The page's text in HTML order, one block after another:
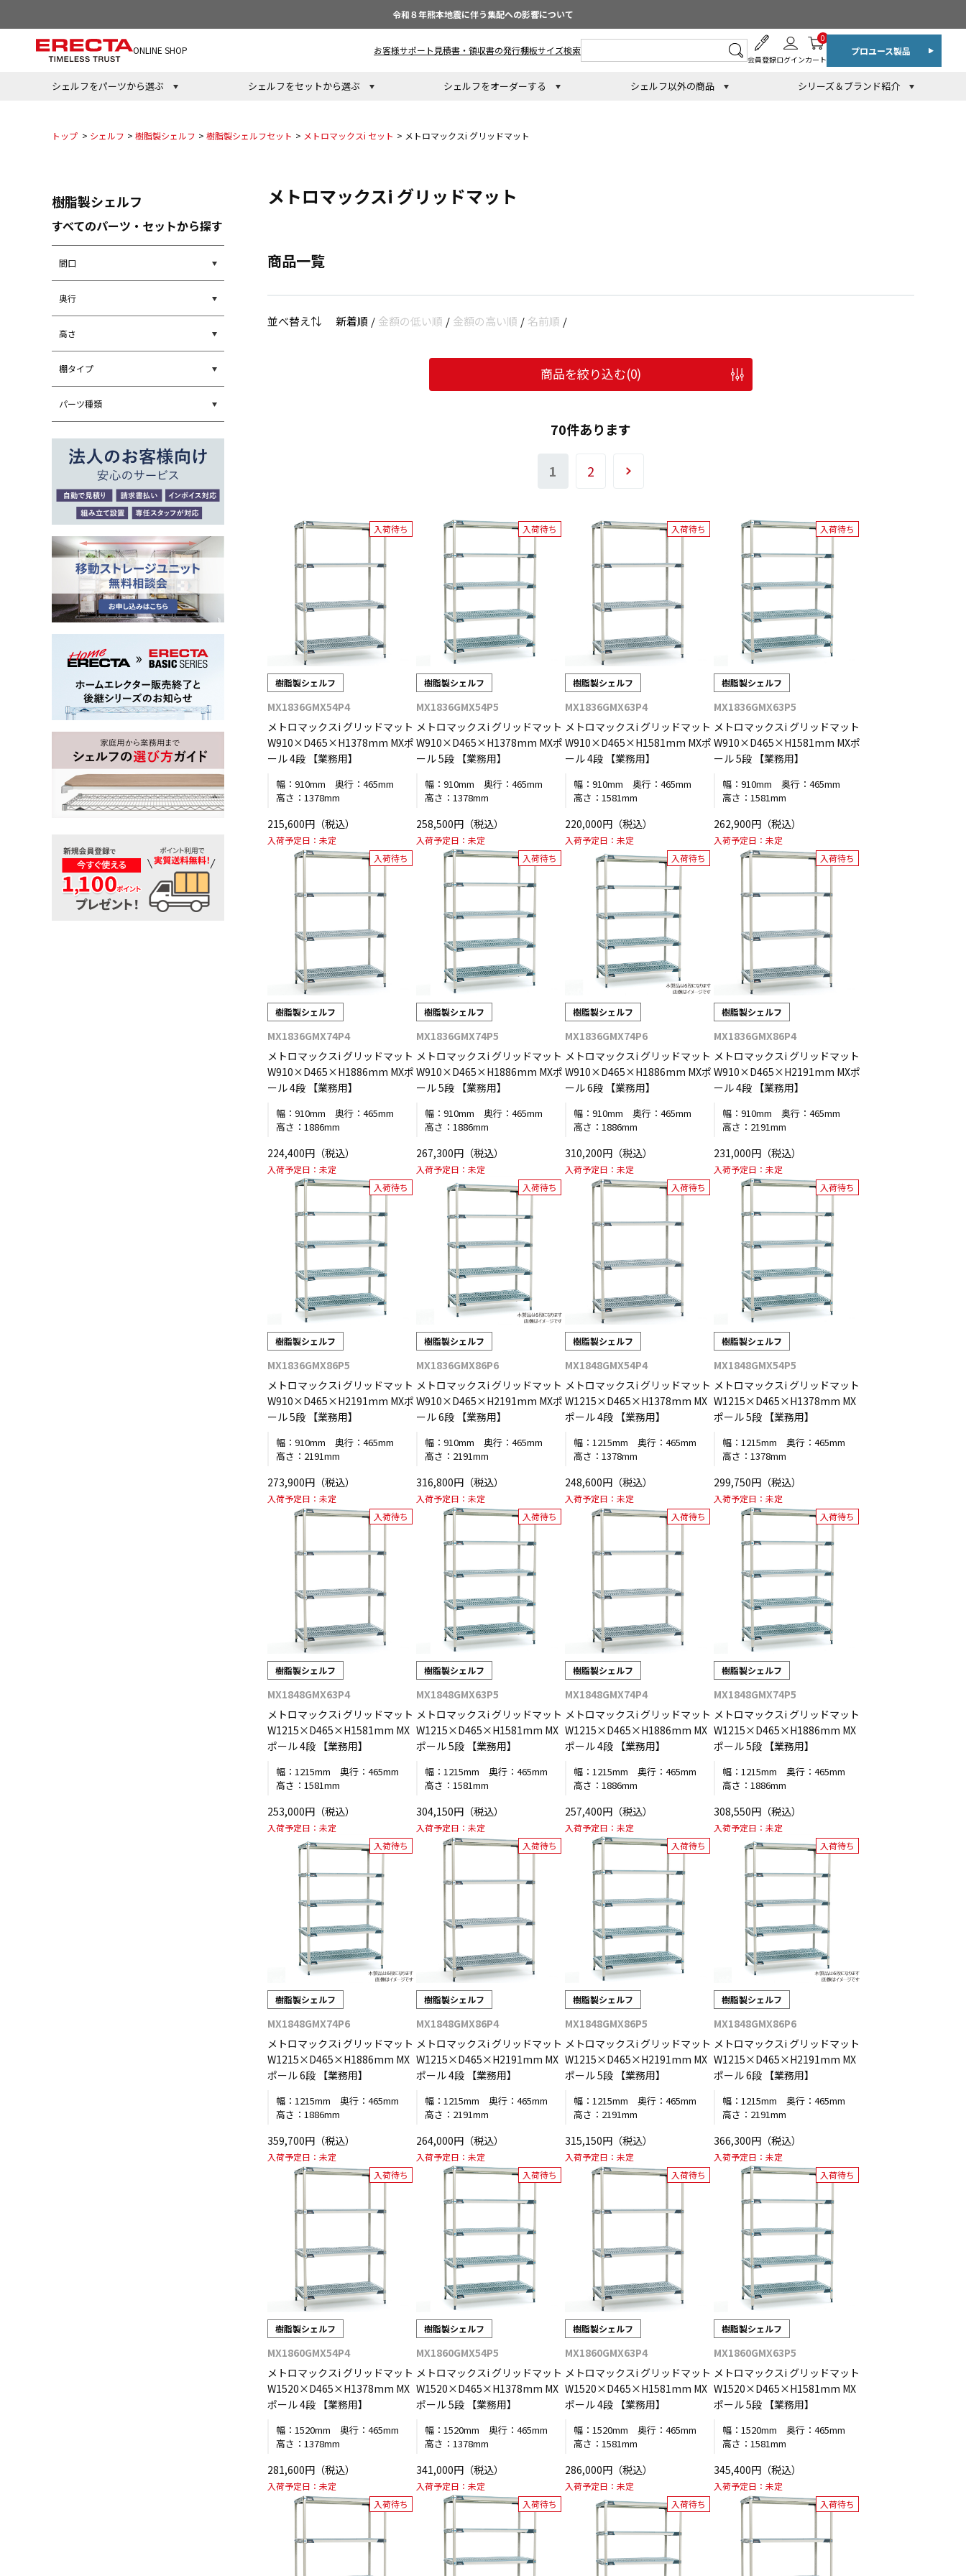
令和８年熊本地震に伴う集配への影響について
ONLINE SHOP お客様サポート 見積書・領収書の発行棚板サイズ検索
会員登録ログインカート
0
プロユース製品
シェルフをパーツから選ぶ シェルフをセットから選ぶ シェルフをオーダーする シェルフ以外の商品 シリーズ＆ブランド紹介
トップ > シェルフ > 樹脂製シェルフ > 樹脂製シェルフセット > メトロマックスi セット > メトロマックスi グリッドマット
樹脂製シェルフ
すべてのパーツ・セットから探す
間口
奥行
高さ
棚タイプ
パーツ種類
メトロマックスi グリッドマット
商品一覧
並べ替え⇅ 新着順 / 金額の低い順 / 金額の高い順 / 名前順 /
商品を絞り込む(0)
70件あります
1 2
入荷待ち
樹脂製シェルフ
MX1836GMX54P4
メトロマックスi グリッドマット
W910×D465×H1378mm MXポ
ール 4段 【業務用】
幅： 910mm 奥行： 465mm
高さ： 1378mm
215,600円（税込）
入荷予定日： 未定
入荷待ち
樹脂製シェルフ
MX1836GMX54P5
メトロマックスi グリッドマット
W910×D465×H1378mm MXポ
ール 5段 【業務用】
幅： 910mm 奥行： 465mm
高さ： 1378mm
258,500円（税込）
入荷予定日： 未定
入荷待ち
樹脂製シェルフ
MX1836GMX63P4
メトロマックスi グリッドマット
W910×D465×H1581mm MXポ
ール 4段 【業務用】
幅： 910mm 奥行： 465mm
高さ： 1581mm
220,000円（税込）
入荷予定日： 未定
入荷待ち
樹脂製シェルフ
MX1836GMX63P5
メトロマックスi グリッドマット
W910×D465×H1581mm MXポ
ール 5段 【業務用】
幅： 910mm 奥行： 465mm
高さ： 1581mm
262,900円（税込）
入荷予定日： 未定
入荷待ち
樹脂製シェルフ
MX1836GMX74P4
メトロマックスi グリッドマット
W910×D465×H1886mm MXポ
ール 4段 【業務用】
幅： 910mm 奥行： 465mm
高さ： 1886mm
224,400円（税込）
入荷予定日： 未定
入荷待ち
樹脂製シェルフ
MX1836GMX74P5
メトロマックスi グリッドマット
W910×D465×H1886mm MXポ
ール 5段 【業務用】
幅： 910mm 奥行： 465mm
高さ： 1886mm
267,300円（税込）
入荷予定日： 未定
入荷待ち
樹脂製シェルフ
MX1836GMX74P6
メトロマックスi グリッドマット
W910×D465×H1886mm MXポ
ール 6段 【業務用】
幅： 910mm 奥行： 465mm
高さ： 1886mm
310,200円（税込）
入荷予定日： 未定
入荷待ち
樹脂製シェルフ
MX1836GMX86P4
メトロマックスi グリッドマット
W910×D465×H2191mm MXポ
ール 4段 【業務用】
幅： 910mm 奥行： 465mm
高さ： 2191mm
231,000円（税込）
入荷予定日： 未定
入荷待ち
樹脂製シェルフ
MX1836GMX86P5
メトロマックスi グリッドマット
W910×D465×H2191mm MXポ
ール 5段 【業務用】
幅： 910mm 奥行： 465mm
高さ： 2191mm
273,900円（税込）
入荷予定日： 未定
入荷待ち
樹脂製シェルフ
MX1836GMX86P6
メトロマックスi グリッドマット
W910×D465×H2191mm MXポ
ール 6段 【業務用】
幅： 910mm 奥行： 465mm
高さ： 2191mm
316,800円（税込）
入荷予定日： 未定
入荷待ち
樹脂製シェルフ
MX1848GMX54P4
メトロマックスi グリッドマット
W1215×D465×H1378mm MX
ポール 4段 【業務用】
幅： 1215mm 奥行： 465mm
高さ： 1378mm
248,600円（税込）
入荷予定日： 未定
入荷待ち
樹脂製シェルフ
MX1848GMX54P5
メトロマックスi グリッドマット
W1215×D465×H1378mm MX
ポール 5段 【業務用】
幅： 1215mm 奥行： 465mm
高さ： 1378mm
299,750円（税込）
入荷予定日： 未定
入荷待ち
樹脂製シェルフ
MX1848GMX63P4
メトロマックスi グリッドマット
W1215×D465×H1581mm MX
ポール 4段 【業務用】
幅： 1215mm 奥行： 465mm
高さ： 1581mm
253,000円（税込）
入荷予定日： 未定
入荷待ち
樹脂製シェルフ
MX1848GMX63P5
メトロマックスi グリッドマット
W1215×D465×H1581mm MX
ポール 5段 【業務用】
幅： 1215mm 奥行： 465mm
高さ： 1581mm
304,150円（税込）
入荷予定日： 未定
入荷待ち
樹脂製シェルフ
MX1848GMX74P4
メトロマックスi グリッドマット
W1215×D465×H1886mm MX
ポール 4段 【業務用】
幅： 1215mm 奥行： 465mm
高さ： 1886mm
257,400円（税込）
入荷予定日： 未定
入荷待ち
樹脂製シェルフ
MX1848GMX74P5
メトロマックスi グリッドマット
W1215×D465×H1886mm MX
ポール 5段 【業務用】
幅： 1215mm 奥行： 465mm
高さ： 1886mm
308,550円（税込）
入荷予定日： 未定
入荷待ち
樹脂製シェルフ
MX1848GMX74P6
メトロマックスi グリッドマット
W1215×D465×H1886mm MX
ポール 6段 【業務用】
幅： 1215mm 奥行： 465mm
高さ： 1886mm
359,700円（税込）
入荷予定日： 未定
入荷待ち
樹脂製シェルフ
MX1848GMX86P4
メトロマックスi グリッドマット
W1215×D465×H2191mm MX
ポール 4段 【業務用】
幅： 1215mm 奥行： 465mm
高さ： 2191mm
264,000円（税込）
入荷予定日： 未定
入荷待ち
樹脂製シェルフ
MX1848GMX86P5
メトロマックスi グリッドマット
W1215×D465×H2191mm MX
ポール 5段 【業務用】
幅： 1215mm 奥行： 465mm
高さ： 2191mm
315,150円（税込）
入荷予定日： 未定
入荷待ち
樹脂製シェルフ
MX1848GMX86P6
メトロマックスi グリッドマット
W1215×D465×H2191mm MX
ポール 6段 【業務用】
幅： 1215mm 奥行： 465mm
高さ： 2191mm
366,300円（税込）
入荷予定日： 未定
入荷待ち
樹脂製シェルフ
MX1860GMX54P4
メトロマックスi グリッドマット
W1520×D465×H1378mm MX
ポール 4段 【業務用】
幅： 1520mm 奥行： 465mm
高さ： 1378mm
281,600円（税込）
入荷予定日： 未定
入荷待ち
樹脂製シェルフ
MX1860GMX54P5
メトロマックスi グリッドマット
W1520×D465×H1378mm MX
ポール 5段 【業務用】
幅： 1520mm 奥行： 465mm
高さ： 1378mm
341,000円（税込）
入荷予定日： 未定
入荷待ち
樹脂製シェルフ
MX1860GMX63P4
メトロマックスi グリッドマット
W1520×D465×H1581mm MX
ポール 4段 【業務用】
幅： 1520mm 奥行： 465mm
高さ： 1581mm
286,000円（税込）
入荷予定日： 未定
入荷待ち
樹脂製シェルフ
MX1860GMX63P5
メトロマックスi グリッドマット
W1520×D465×H1581mm MX
ポール 5段 【業務用】
幅： 1520mm 奥行： 465mm
高さ： 1581mm
345,400円（税込）
入荷予定日： 未定
入荷待ち
入荷待ち 入荷待ち 入荷待ち